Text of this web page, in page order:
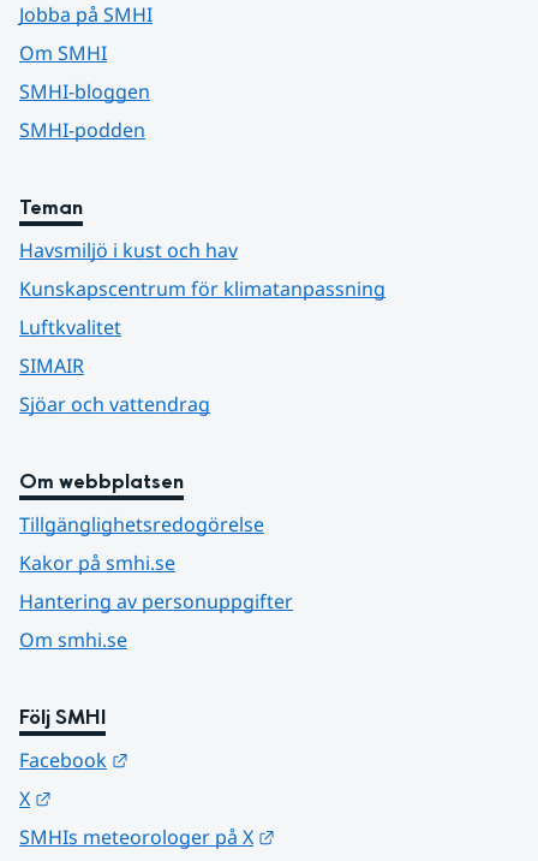
Jobba på SMHI
Om SMHI
SMHI-bloggen
SMHI-podden
Teman
Havsmiljö i kust och hav
Kunskapscentrum för klimatanpassning
Luftkvalitet
SIMAIR
Sjöar och vattendrag
Om webbplatsen
Tillgänglighetsredogörelse
Kakor på smhi.se
Hantering av personuppgifter
Om smhi.se
Följ SMHI
Facebook
X
SMHIs meteorologer på X